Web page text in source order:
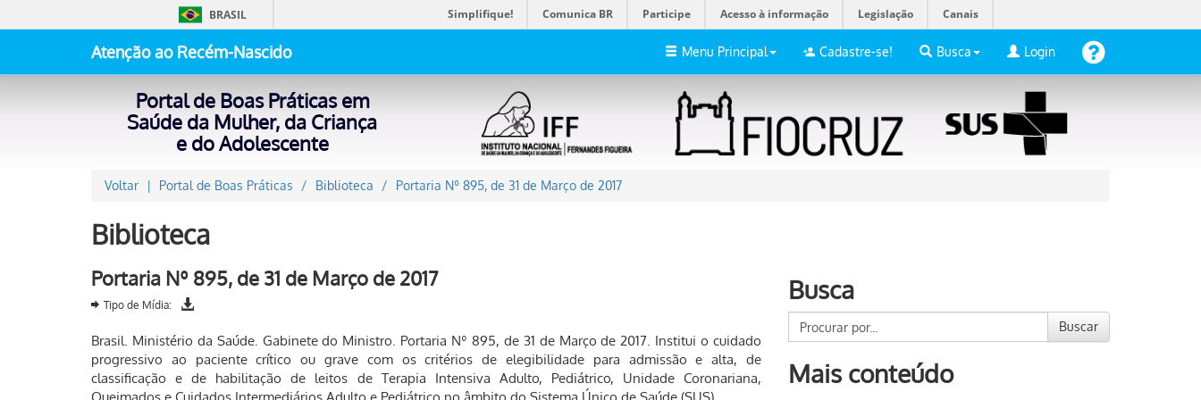
BRASIL Simplifique! Comunica BR Participe Acesso à informação Legislação Canais
Atenção ao Recém-Nascido Menu Principal Cadastre-se! Busca Login
Portal de Boas Práticas em
Saúde da Mulher, da Criança
e do Adolescente
Voltar Portal de Boas Práticas Biblioteca Portaria Nº 895, de 31 de Março de 2017
Biblioteca
Portaria Nº 895, de 31 de Março de 2017
Tipo de Mídia:
Brasil. Ministério da Saúde. Gabinete do Ministro. Portaria Nº 895, de 31 de Março de 2017. Institui o cuidado
progressivo ao paciente crítico ou grave com os critérios de elegibilidade para admissão e alta, de
classificação e de habilitação de leitos de Terapia Intensiva Adulto, Pediátrico, Unidade Coronariana,
Busca
Buscar
Mais conteúdo